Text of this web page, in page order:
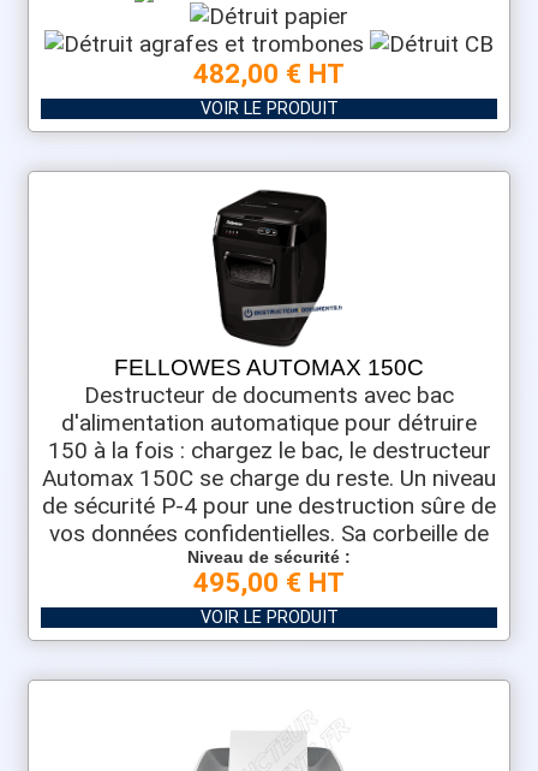
482,00 € HT
VOIR LE PRODUIT
FELLOWES AUTOMAX 150C
Destructeur de documents avec bac
d'alimentation automatique pour détruire
150 à la fois : chargez le bac, le destructeur
Automax 150C se charge du reste. Un niveau
de sécurité P-4 pour une destruction sûre de
vos données confidentielles. Sa corbeille de
Niveau de sécurité :
495,00 € HT
VOIR LE PRODUIT